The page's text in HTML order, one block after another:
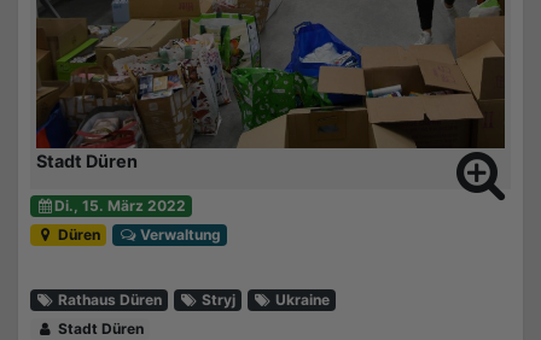
Stadt Düren
Di., 15. März 2022
Düren
Verwaltung
Rathaus Düren Stryj
Ukraine
Stadt Düren